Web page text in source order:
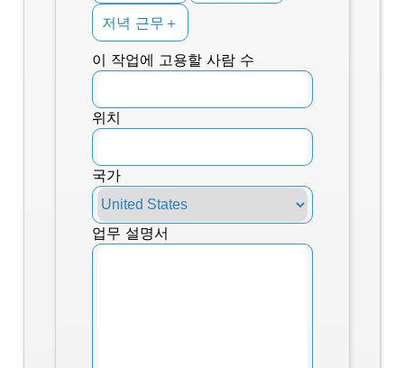
저녁 근무 ＋
이 작업에 고용할 사람 수
위치
국가
업무 설명서